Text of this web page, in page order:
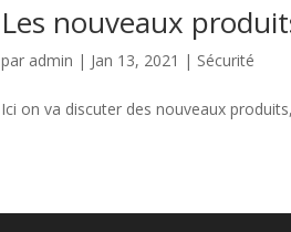
Les nouveaux
par admin | Jan 13, 2021 | Sécurité
Ici on va discuter des nouveaux